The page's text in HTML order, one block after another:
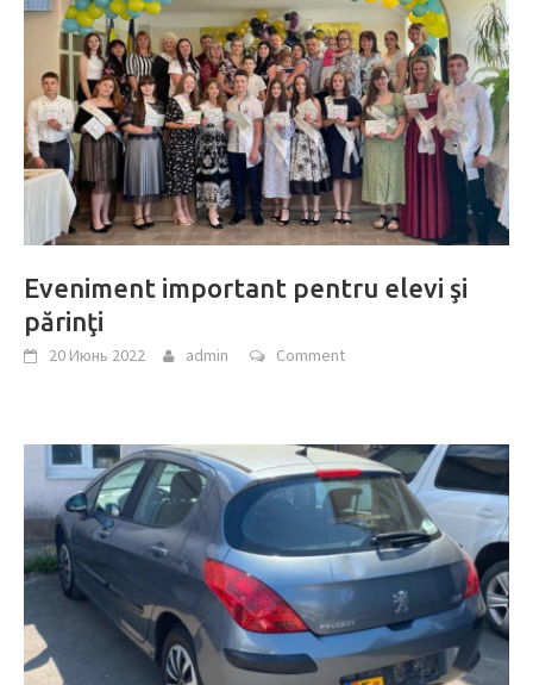
Eveniment important pentru elevi şi
părinţi
20 Июнь 2022 admin Comment